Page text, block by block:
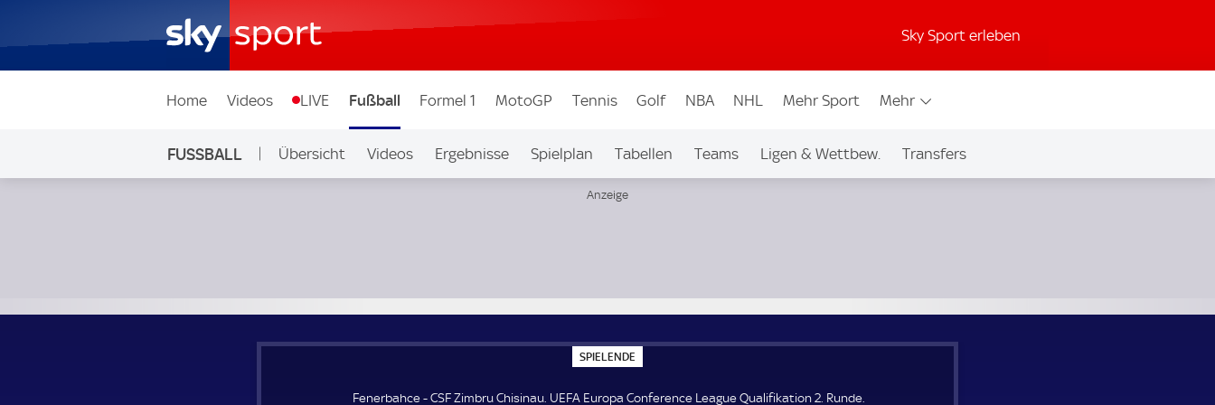
Sky Sport erleben
Home Videos LIVE Fußball Formel 1 MotoGP Tennis Golf NBA NHL Mehr Sport Mehr
FUSSBALL Übersicht Videos Ergebnisse Spielplan Tabellen Teams Ligen & Wettbew. Transfers
SPIELENDE
P
E
Fenerbahce - CSF Zimbru Chisinau. UEFA Europa Conference League Qualifikation 2. Runde.